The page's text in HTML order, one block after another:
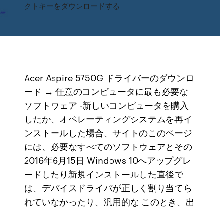
クトキーをダウンロードする
Acer Aspire 5750G ドライバーのダウンロ
ード → 任意のコンピュータに最も必要な
ソフトウェア -新しいコンピュータを購入
したか、オペレーティングシステムを再イ
ンストールした場合、サイトのこのページ
には、必要なすべてのソフトウェアとその
2016年6月15日 Windows 10へアップグレ
ードしたり新規インストールした直後で
は、デバイスドライバが正しく割り当てら
れていなかったり、汎用的な このとき、出